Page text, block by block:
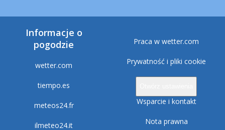
Informacje o
pogodzie
wetter.com
tiempo.es
meteos24.fr
ilmeteo24.it
Praca w wetter.com
Prywatność i pliki cookie
Wsparcie i kontakt
Nota prawna